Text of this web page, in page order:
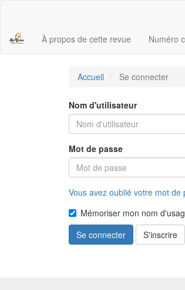
principal
Barre
À propos de cette revue Numéro
Accueil Se connecter
Nom d'utilisateur
Mot de passe
Vous avez oublié votre mot de
Mémoriser mon nom
Se connecter
S'inscrire